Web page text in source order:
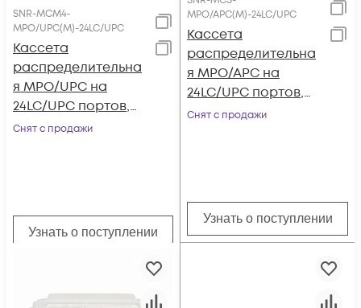
SNR-MCM4-
MPO/UPC(M)-24LC/UPC
Кассета
распределительна
я MPO/UPC на
24LC/UPC портов,
MM (OM4)
Снят с продажи
Узнать о поступлении
MPO/APC(M)-24LC/UPC
Кассета
распределительна
я MPO/APC на
24LC/UPC портов,
SM
Снят с продажи
Узнать о поступлении